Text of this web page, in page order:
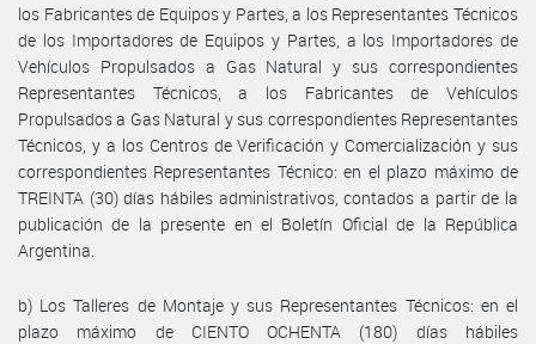
los Fabricantes de Equipos y Partes, a los Representantes Técnicos
de los Importadores de Equipos y Partes, a los Importadores de
Vehículos Propulsados a Gas Natural y sus correspondientes
Representantes Técnicos, a los Fabricantes de Vehículos
Propulsados a Gas Natural y sus correspondientes Representantes
Técnicos, y a los Centros de Verificación y Comercialización y sus
correspondientes Representantes Técnico: en el plazo máximo de
TREINTA (30) días hábiles administrativos, contados a partir de la
publicación de la presente en el Boletín Oficial de la República
Argentina.
b) Los Talleres de Montaje y sus Representantes Técnicos: en el
plazo máximo de CIENTO OCHENTA (180) días hábiles